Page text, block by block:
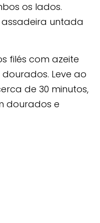
os lados.
assadeira untada
filés com azeite
Leve ao
de 30 minutos,
dourados e